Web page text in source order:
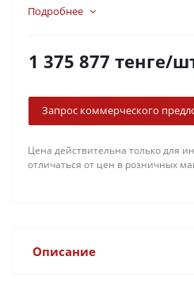
прибор для оперативного
Подробнее
1 375 877 тенге/
Запрос коммерческого
Цена действительна только для
отличаться от цен в розничных
Описание